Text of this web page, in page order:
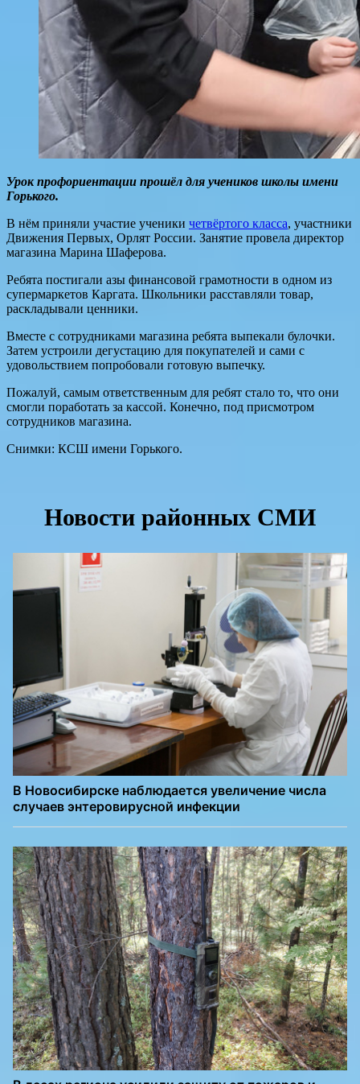
Урок профориентации прошёл для учеников школы имени
Горького.
В нём приняли участие ученики четвёртого класса, участники
Движения Первых, Орлят России. Занятие провела директор
магазина Марина Шаферова.
Ребята постигали азы финансовой грамотности в одном из
супермаркетов Каргата. Школьники расставляли товар,
раскладывали ценники.
Вместе с сотрудниками магазина ребята выпекали булочки.
Затем устроили дегустацию для покупателей и сами с
удовольствием попробовали готовую выпечку.
Пожалуй, самым ответственным для ребят стало то, что они
смогли поработать за кассой. Конечно, под присмотром
сотрудников магазина.
Снимки: КСШ имени Горького.